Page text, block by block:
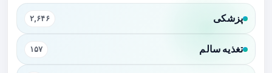
پزشکی ۲,۶۴۶
تغذیه سالم ۱۵۷